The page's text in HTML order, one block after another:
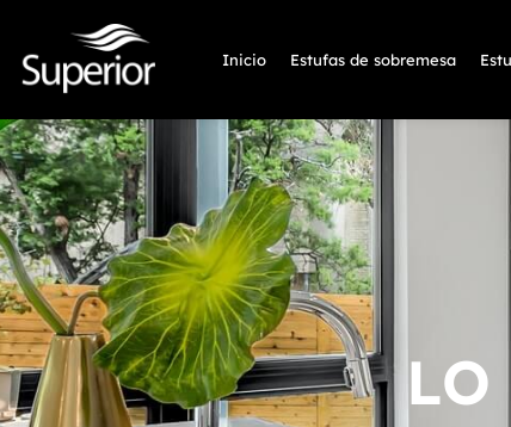
Inicio Estufas de sobremesa
LO